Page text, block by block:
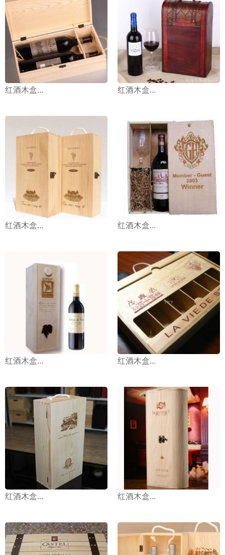
红酒木盒... 红酒木盒...
红酒木盒... 红酒木盒...
红酒木盒... 红酒木盒...
红酒木盒... 红酒木盒...